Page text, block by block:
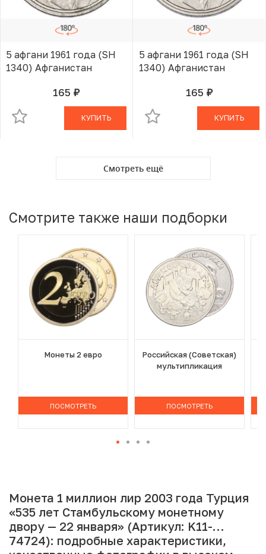
5 афгани 1961 года (SH
1340) Афганистан
165 руб.В КОРЗИНЕ
КУПИТЬ
5 афгани 1961 года (SH
1340) Афганистан
165 руб.В КОРЗИНЕ
КУПИТЬ
Смотреть ещё
Смотрите также наши подборки
Монеты 2 евро
ПОСМОТРЕТЬ
Российская (Советская)
мультипликация
ПОСМОТРЕТЬ
Монета 1 миллион лир 2003 года Турция
«535 лет Стамбульскому монетному
двору — 22 января» (Артикул: K11-
74724): подробные характеристики,